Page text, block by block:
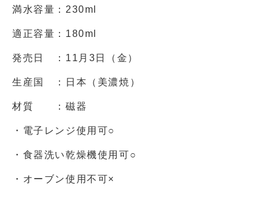
満水容量：230ml
適正容量：180ml
発売日 ：11月3日（金）
生産国 ：日本（美濃焼）
材質 ：磁器
・電子レンジ使用可○
・食器洗い乾燥機使用可○
・オーブン使用不可×